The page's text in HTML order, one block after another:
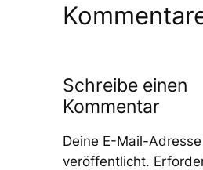
Schreibe einen
Kommentar
Deine E-Mail-
veröffentlicht.